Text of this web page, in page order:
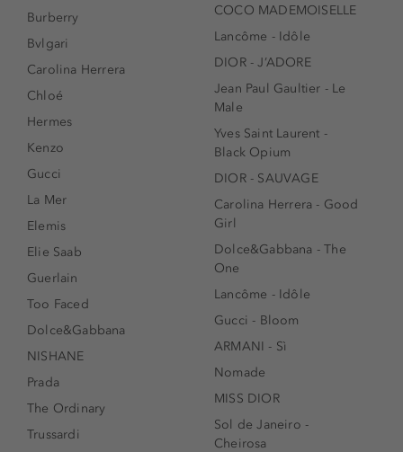
Burberry
Bvlgari
Carolina Herrera
Chloé
Hermes
Kenzo
Gucci
La Mer
Elemis
Elie Saab
Guerlain
Too Faced
Dolce&Gabbana
NISHANE
Prada
The Ordinary
Trussardi
COCO MADEMOISELLE
Lancôme - Idôle
DIOR - J’ADORE
Jean Paul Gaultier - Le
Male
Yves Saint Laurent -
Black Opium
DIOR - SAUVAGE
Carolina Herrera - Good
Girl
Dolce&Gabbana - The
One
Lancôme - Idôle
Gucci - Bloom
ARMANI - Sì
Nomade
MISS DIOR
Sol de Janeiro -
Cheirosa